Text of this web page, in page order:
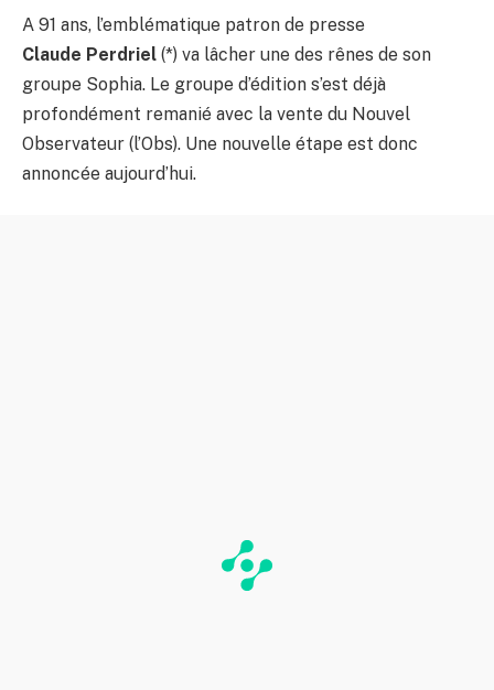
A 91 ans, l’emblématique patron de presse
Claude Perdriel (*) va lâcher une des rênes de son
groupe Sophia. Le groupe d’édition s’est déjà
profondément remanié avec la vente du Nouvel
Observateur (l’Obs). Une nouvelle étape est donc
annoncée aujourd’hui.